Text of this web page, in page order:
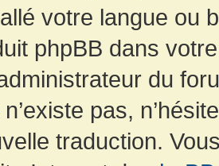
votre langue ou
phpBB dans
du
n’existe pas,
traduction.